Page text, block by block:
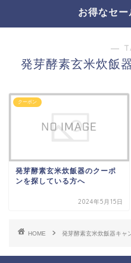
お得なセ
―
発芽酵素玄米炊飯
クーポン
発芽酵素玄米炊飯器のクーポ
ンを探している方へ
2024年5月15日
HOME 発芽酵素玄米炊飯器キャ